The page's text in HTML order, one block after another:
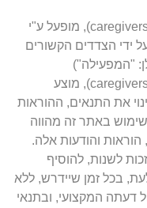
אתר 4 הורינו (caregivers4u, 4caregivers), מופעל ע"י
ידי הצדדים הקשורים
"המפעילה")
אתר 4 הורינו (caregivers4u, 4caregivers), מוצע
את התנאים, ההוראות
באתר זה מהווה
והודעות אלה.
לשנות, להוסיף
בכל זמן שיידרש, ללא
דעתה המקצועי, ובתנאי